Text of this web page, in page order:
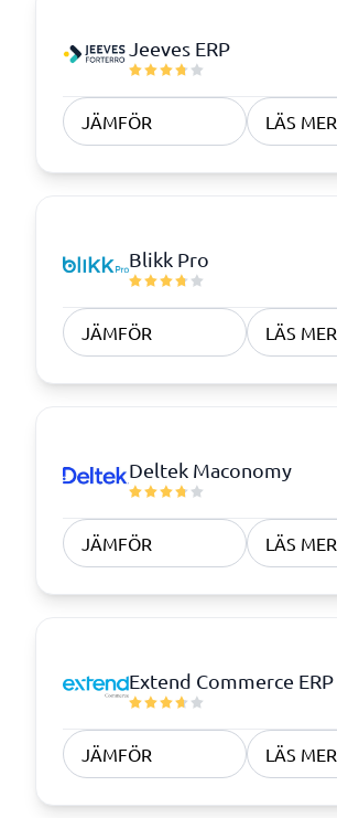
Jeeves ERP
JÄMFÖR LÄS MER
Blikk Pro
JÄMFÖR LÄS MER
Deltek Maconomy
JÄMFÖR LÄS MER
Extend Commerce ERP
JÄMFÖR LÄS MER